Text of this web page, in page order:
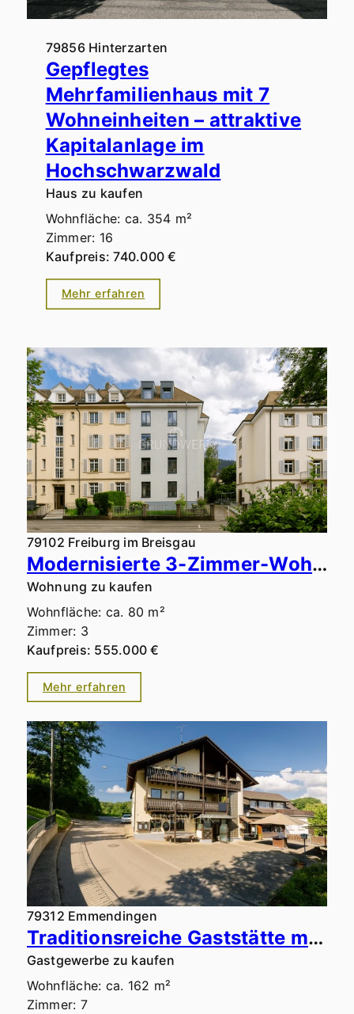
79856 Hinterzarten
Gepflegtes
Mehrfamilienhaus mit 7
Wohneinheiten – attraktive
Kapitalanlage im
Hochschwarzwald
Haus zu kaufen
Wohnfläche: ca. 354 m²
Zimmer: 16
Kaufpreis: 740.000 €
Mehr erfahren
79102 Freiburg im Breisgau
Modernisierte 3-Zimmer-Wohnung mit traumhaftem Südbalkon und Blick aufs Wasserschlössle in Top-Lage
Wohnung zu kaufen
Wohnfläche: ca. 80 m²
Zimmer: 3
Kaufpreis: 555.000 €
Mehr erfahren
79312 Emmendingen
Traditionsreiche Gaststätte mit erfolgreichem Ferienvermietungsbetrieb & weiterem Ertragspotenzial
Gastgewerbe zu kaufen
Wohnfläche: ca. 162 m²
Zimmer: 7